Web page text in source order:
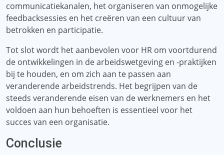
communicatiekanalen, het organiseren van onmogelijke
feedbacksessies en het creëren van een cultuur van
betrokken en participatie.
Tot slot wordt het aanbevolen voor HR om voortdurend
de ontwikkelingen in de arbeidswetgeving en -praktijken
bij te houden, en om zich aan te passen aan
veranderende arbeidstrends. Het begrijpen van de
steeds veranderende eisen van de werknemers en het
voldoen aan hun behoeften is essentieel voor het
succes van een organisatie.
Conclusie